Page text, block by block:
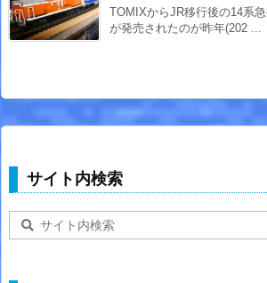
TOMIXからJR移行後の14系
が発売されたのが昨年(202 ...
サイト内検索